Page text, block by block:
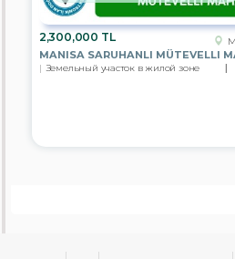
2,300,000 TL
MANISA SARUHANLI MÜTEVELLI
Земельный участок в жилой зоне